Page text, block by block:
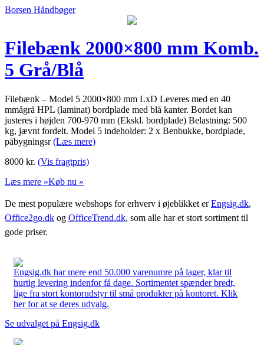
Borsen Håndbøger
Filebænk 2000×800 mm Komb.
5 Grå/Blå
Filebænk – Model 5 2000×800 mm LxD Leveres med en 40
mmågrå HPL (laminat) bordplade med blå kanter. Bordet kan
justeres i højden 700-970 mm (Ekskl. bordplade) Belastning: 500
kg, jævnt fordelt. Model 5 indeholder: 2 x Benbukke, bordplade,
påbygningsr(Læs mere)
8000 kr. (Vis fragtpris)
Læs mere »Køb nu »
De mest populære webshops for erhverv i øjeblikket erEngsig.dk,
Office2go.dk og OfficeTrend.dk, som alle har et stort sortiment til
gode priser.
Engsig.dk har mere end 50.000 varenumre på lager, klar til
hurtig levering indenfor få dage. Sortimentet spænder bredt,
lige fra stort kontorudstyr til små produkter på kontoret. Klik
her for at se deres udvalg.
Se udvalget på Engsig.dk